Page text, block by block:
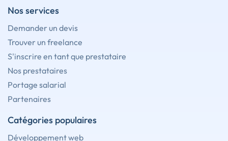
Nos services
Demander un devis
Trouver un freelance
S'inscrire en tant que prestataire
Nos prestataires
Portage salarial
Partenaires
Catégories populaires
Développement web